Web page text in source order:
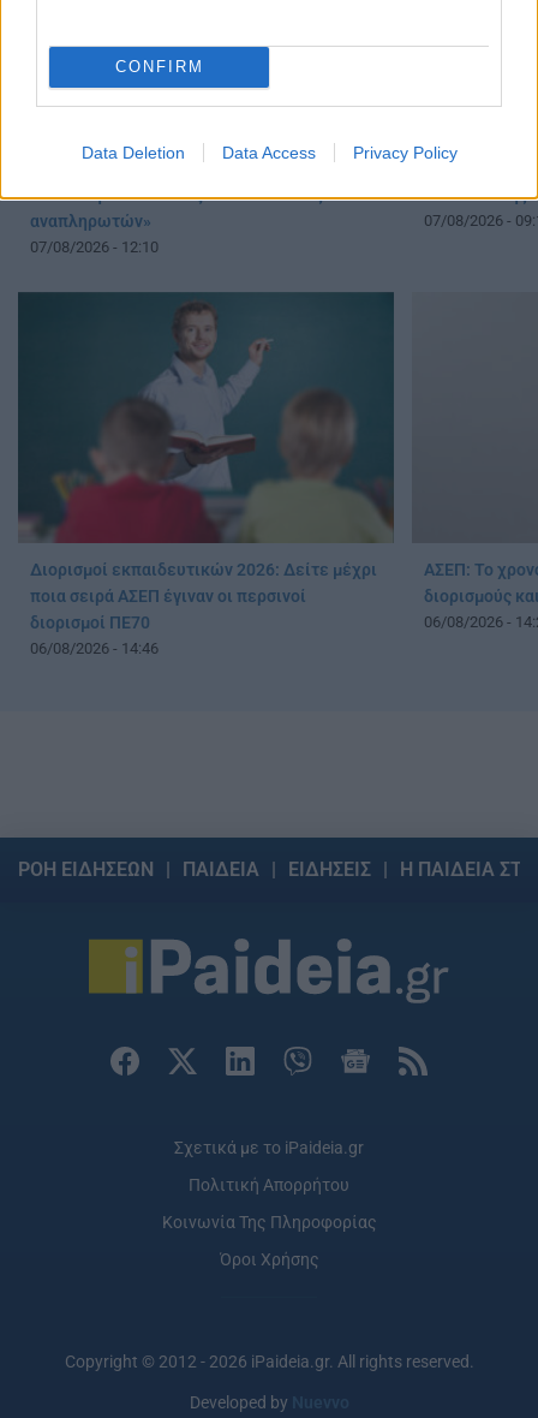
CONFIRM
Data Deletion Data Access Privacy Policy
«Πυρά» κατά Ζαχαράκη για τους διορισμούς
εκπαιδευτικών: «Αγνοεί την ευρωπαϊκή
καταδίκη και διαιωνίζει το καθεστώς των
αναπληρωτών»
07/08/2026 - 12:10
Διορισμοί
Παιδείας:
ανακοίνωσης
07/08/2026 -
Διορισμοί εκπαιδευτικών 2026: Δείτε μέχρι
ποια σειρά ΑΣΕΠ έγιναν οι περσινοί
διορισμοί ΠΕ70
06/08/2026 - 14:46
ΑΣΕΠ: Το
διορισμούς
06/08/2026 -
ΡΟΗ ΕΙΔΗΣΕΩΝ ΠΑΙΔΕΙΑ ΕΙΔΗΣΕΙΣ Η ΠΑΙΔΕΙΑ
Σχετικά με το iPaideia.gr
Πολιτική Απορρήτου
Κοινωνία Της Πληροφορίας
Όροι Χρήσης
Copyright © 2012 - 2026 iPaideia.gr. All rights reserved.
Developed by